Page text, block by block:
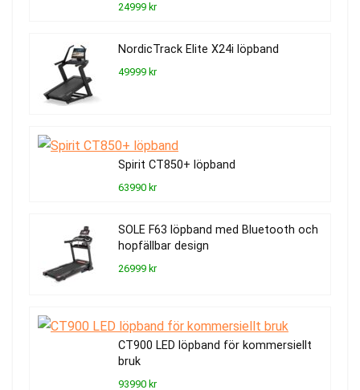
24999 kr
NordicTrack Elite X24i löpband
49999 kr
Spirit CT850+ löpband
63990 kr
SOLE F63 löpband med Bluetooth och
hopfällbar design
26999 kr
CT900 LED löpband för kommersiellt
bruk
93990 kr